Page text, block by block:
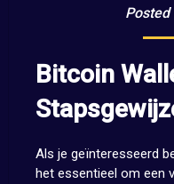
Posted
Bitcoin
Als je geïnteresseerd
het essentieel om een